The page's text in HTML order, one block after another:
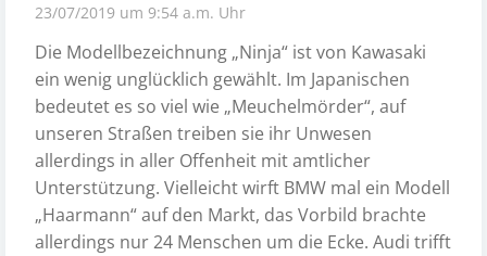
23/07/2019 um 9:54 a.m. Uhr
Die Modellbezeichnung „Ninja“ ist von Kawasaki
ein wenig unglücklich gewählt. Im Japanischen
bedeutet es so viel wie „Meuchelmörder“, auf
unseren Straßen treiben sie ihr Unwesen
allerdings in aller Offenheit mit amtlicher
Unterstützung. Vielleicht wirft BMW mal ein Modell
„Haarmann“ auf den Markt, das Vorbild brachte
allerdings nur 24 Menschen um die Ecke. Audi trifft